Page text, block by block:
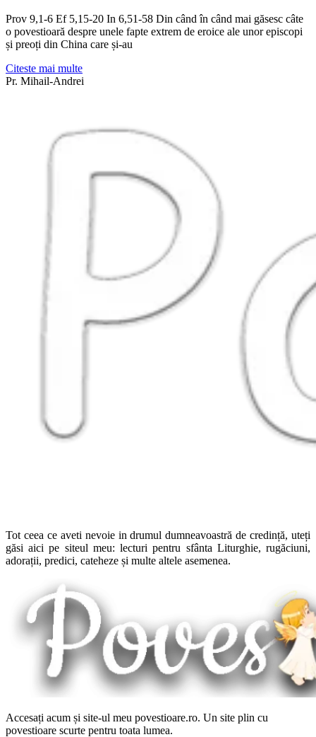
Prov 9,1-6 Ef 5,15-20 In 6,51-58 Din când în când mai găsesc câte
o povestioară despre unele fapte extrem de eroice ale unor episcopi
și preoți din China care și-au
Citeste mai multe
Pr. Mihail-Andrei
Tot ceea ce aveti nevoie in drumul dumneavoastră de credință, uteți
găsi aici pe siteul meu: lecturi pentru sfânta Liturghie, rugăciuni,
adorații, predici, cateheze și multe altele asemenea.
Accesați acum și site-ul meu povestioare.ro. Un site plin cu
povestioare scurte pentru toata lumea.